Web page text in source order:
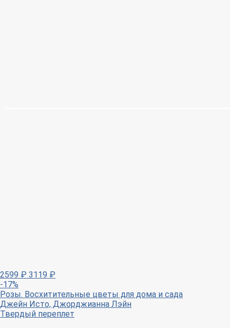
2599 ₽ 3119 ₽
-17%
Розы. Восхитительные цветы для дома и сада
Джейн Исто, Джорджианна Лэйн
Твердый переплет